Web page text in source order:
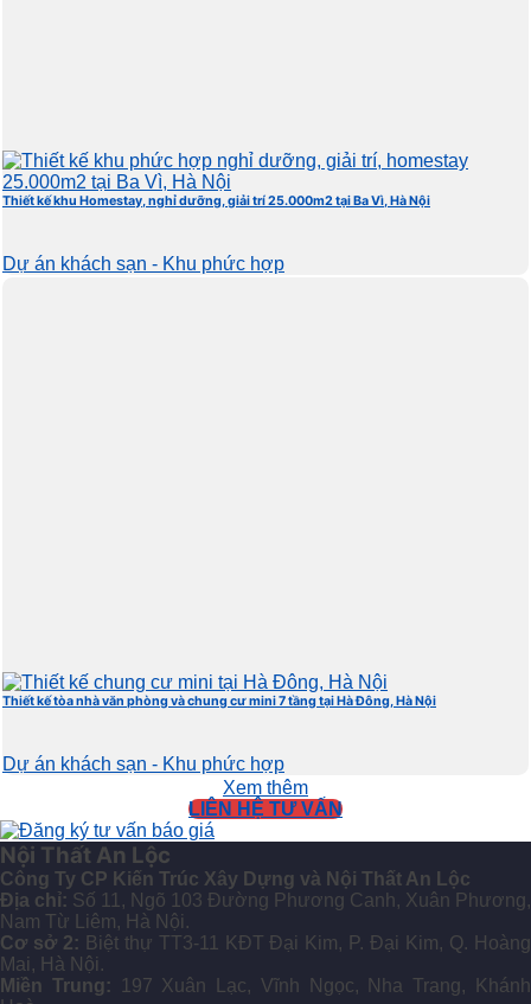
Thiết kế khu Homestay, nghỉ dưỡng, giải trí 25.000m2 tại Ba Vì, Hà Nội
Dự án khách sạn - Khu phức hợp
Thiết kế tòa nhà văn phòng và chung cư mini 7 tầng tại Hà Đông, Hà Nội
Dự án khách sạn - Khu phức hợp
Xem thêm
LIÊN HỆ TƯ VẤN
Nội Thất An Lộc
Công Ty CP Kiến Trúc Xây Dựng và Nội Thất An Lộc
Địa chỉ: Số 11, Ngõ 103 Đường Phương Canh, Xuân Phương,
Nam Từ Liêm, Hà Nội.
Cơ sở 2: Biệt thự TT3-11 KĐT Đại Kim, P. Đại Kim, Q. Hoàng
Mai, Hà Nội.
Miền Trung: 197 Xuân Lạc, Vĩnh Ngọc, Nha Trang, Khánh